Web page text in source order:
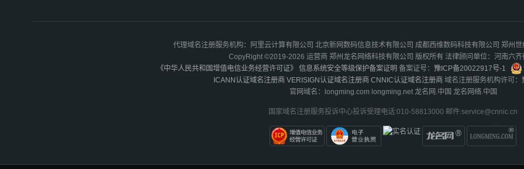
代理域名注册服务机构：阿里云计算有限公司 北京新网数码信息技术有限公司 成都西维数码科技有限公司 郑州
CopyRight ©2019-2026 运营商 郑州龙名网络科技有限公司 版权所有 法律顾问单位：河南六齐
《中华人民共和国增值电信业务经营许可证》
信息系统安全等级保护备案证明 备案证号： 豫ICP备20022917号-1
ICANN认证域名注册商 VERISIGN认证域名注册商 CNNIC认证域名注册商 域名注册服务机构许可：
官网域名：longming.com longming.net 龙名网.中国 龙名网络.中国
国家域名注册服务投诉中心投诉受理电话:010-58813000 邮件:service@cnnic.cn